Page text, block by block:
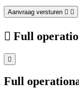
Aanvraag versturen
Full
Full